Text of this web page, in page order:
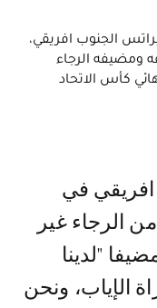
الجنوب افريقي،
ومضيفه الرجاء
كأس الاتحاد
الرجاء غير
"لدينا
الإياب، ونحن